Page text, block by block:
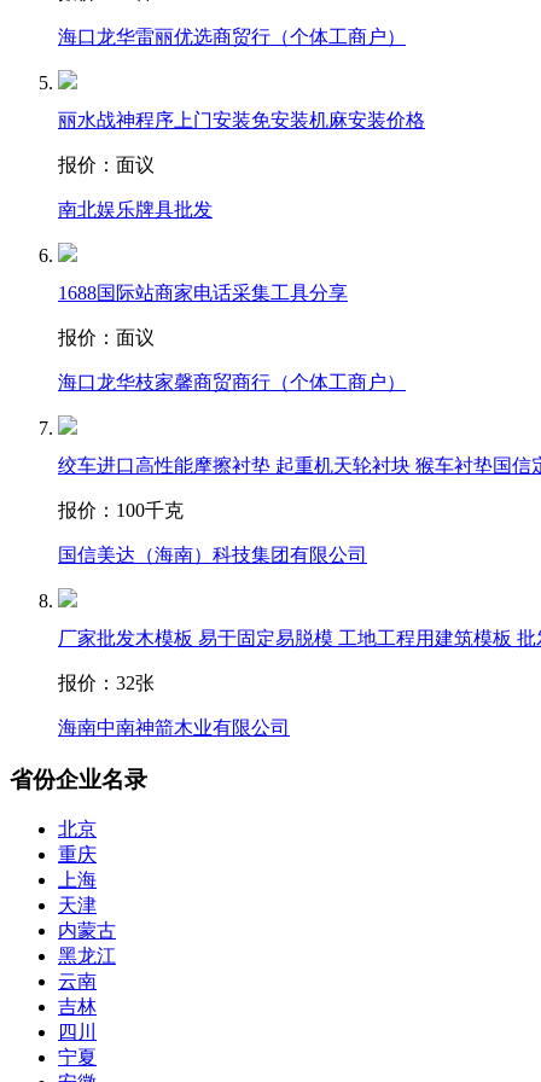
海口龙华雷丽优选商贸行（个体工商户）
丽水战神程序上门安装免安装机麻安装价格
报价： 面议
南北娱乐牌具批发
1688国际站商家电话采集工具分享
报价： 面议
海口龙华枝家馨商贸商行（个体工商户）
绞车进口高性能摩擦衬垫 起重机天轮衬块 猴车衬垫国信
报价： 100千克
国信美达（海南）科技集团有限公司
厂家批发木模板 易于固定易脱模 工地工程用建筑模板 批
报价： 32张
海南中南神箭木业有限公司
省份企业名录
北京
重庆
上海
天津
内蒙古
黑龙江
云南
吉林
四川
宁夏